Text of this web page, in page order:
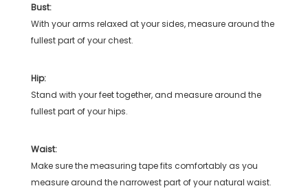
Bust:
With your arms relaxed at your sides, measure around the
fullest part of your chest.
Hip:
Stand with your feet together, and measure around the
fullest part of your hips.
Waist:
Make sure the measuring tape fits comfortably as you
measure around the narrowest part of your natural waist.